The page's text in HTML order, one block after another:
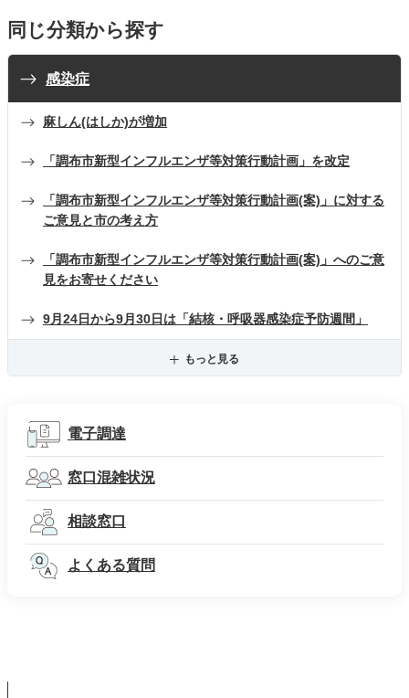
同じ分類から探す
感染症
麻しん(はしか)が増加
「調布市新型インフルエンザ等対策行動計画」を改定
「調布市新型インフルエンザ等対策行動計画(案)」に対する
ご意見と市の考え方
「調布市新型インフルエンザ等対策行動計画(案)」へのご意
見をお寄せください
9月24日から9月30日は「結核・呼吸器感染症予防週間」
もっと見る
電子調達
窓口混雑状況
相談窓口
よくある質問